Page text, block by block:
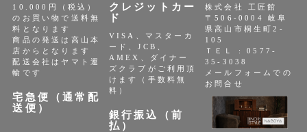
10.000円（税込）
のお買い物で送料無
料となります
商品の発送は高山本
店からとなります
配送会社はヤマト運
輸です
宅急便（通常配
送便）
クレジットカー
ド
VISA、マスターカ
ード、JCB、
AMEX、ダイナー
ズクラブがご利用頂
けます（手数料無
料）
銀行振込（前
払）
株式会社 工匠館
〒506-0004 岐阜
県高山市桐生町2-
105
ＴＥＬ : 0577-
35-3038
メールフォームでの
お問合せ